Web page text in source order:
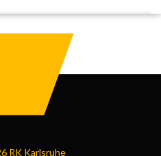
RK Karlsruhe